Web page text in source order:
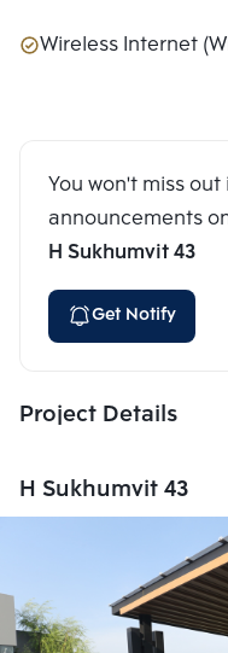
Wireless Internet
You won't miss out
announcements
H Sukhumvit 43
Get Notify
Project Details
H Sukhumvit 43